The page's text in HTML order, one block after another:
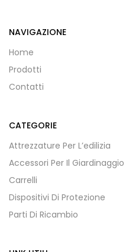
NAVIGAZIONE
Home
Prodotti
Contatti
CATEGORIE
Attrezzature Per L’edilizia
Accessori Per Il Giardinaggio
Carrelli
Dispositivi Di Protezione
Parti Di Ricambio